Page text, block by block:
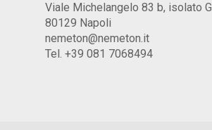
Viale Michelangelo 83 b, isolato G
80129 Napoli
nemeton@nemeton.it
Tel. +39 081 7068494